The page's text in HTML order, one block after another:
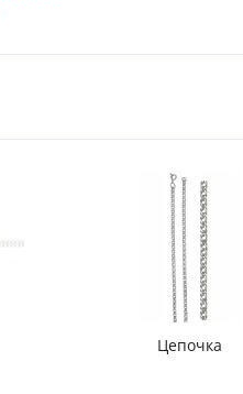
Цепочка